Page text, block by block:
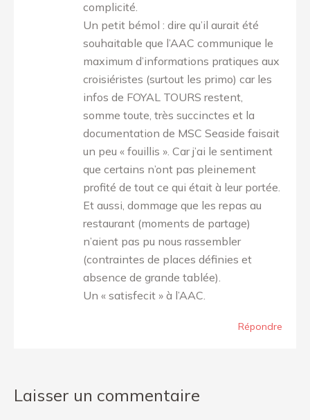
complicité.
Un petit bémol : dire qu’il aurait été
souhaitable que l’AAC communique le
maximum d’informations pratiques aux
croisiéristes (surtout les primo) car les
infos de FOYAL TOURS restent,
somme toute, très succinctes et la
documentation de MSC Seaside faisait
un peu « fouillis ». Car j’ai le sentiment
que certains n’ont pas pleinement
profité de tout ce qui était à leur portée.
Et aussi, dommage que les repas au
restaurant (moments de partage)
n’aient pas pu nous rassembler
(contraintes de places définies et
absence de grande tablée).
Un « satisfecit » à l’AAC.
Répondre
Laisser un commentaire